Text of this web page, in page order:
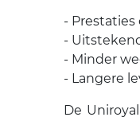
-
-
- Minder
- Langere
De